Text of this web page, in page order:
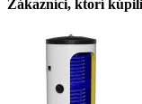
Zákazníci, ktorí